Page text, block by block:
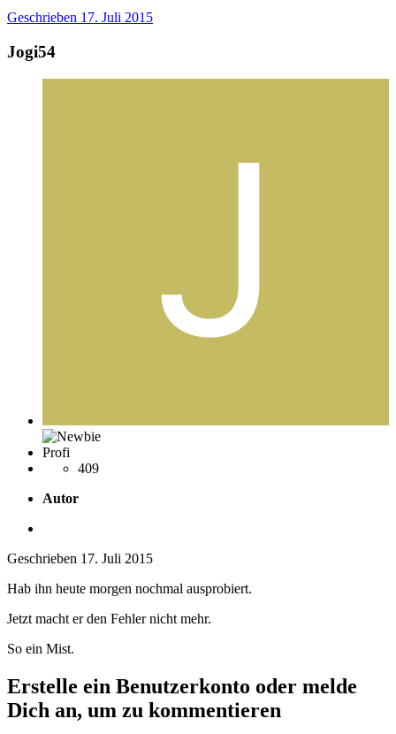
Geschrieben 17. Juli 2015
Jogi54
Profi
409
Autor
Geschrieben 17. Juli 2015
Hab ihn heute morgen nochmal ausprobiert.
Jetzt macht er den Fehler nicht mehr.
So ein Mist.
Erstelle ein Benutzerkonto oder melde
Dich an, um zu kommentieren